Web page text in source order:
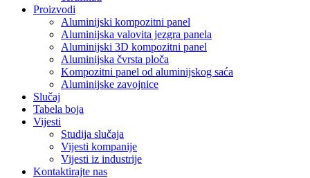
Proizvodi
Aluminijski kompozitni panel
Aluminijska valovita jezgra panela
Aluminijski 3D kompozitni panel
Aluminijska čvrsta ploča
Kompozitni panel od aluminijskog saća
Aluminijske zavojnice
Slučaj
Tabela boja
Vijesti
Studija slučaja
Vijesti kompanije
Vijesti iz industrije
Kontaktirajte nas